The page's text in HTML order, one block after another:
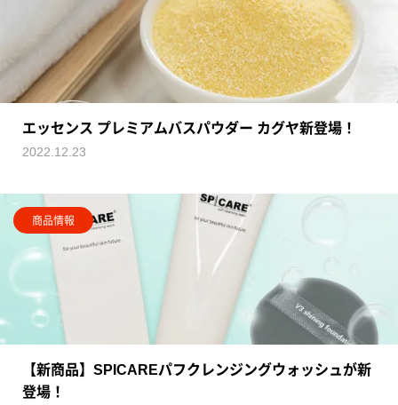
エッセンス プレミアムバスパウダー カグヤ新登場！
2022.12.23
商品情報
【新商品】SPICAREパフクレンジングウォッシュが新
登場！